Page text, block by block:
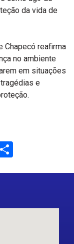
da vida de
Chapecó reafirma
no ambiente
em situações
e